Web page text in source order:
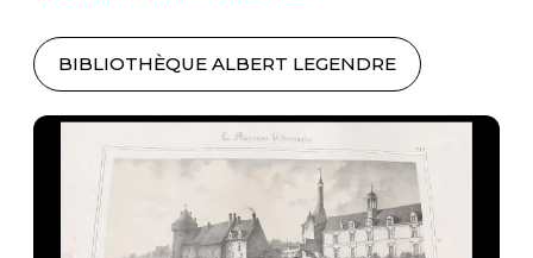
BIBLIOTHÈQUE ALBERT LEGENDRE